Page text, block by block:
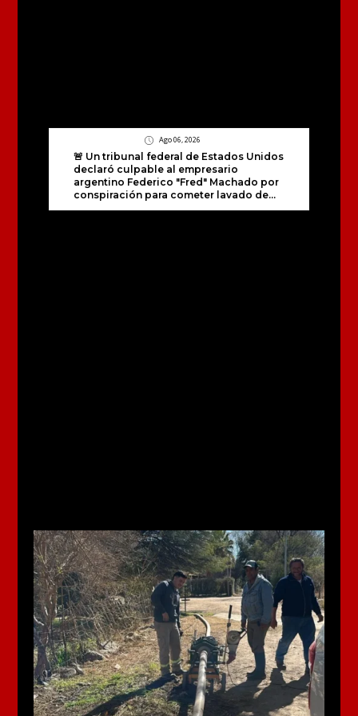
Ago 06, 2026
🚨 Un tribunal federal de Estados Unidos
declaró culpable al empresario
argentino Federico "Fred" Machado por
conspiración para cometer lavado de...